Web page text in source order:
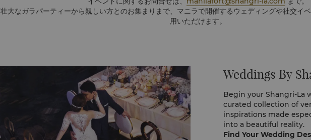
壮大なガラパーティーから親しい方とのお集まりまで、マニラで開催するウェディングや社交イ
用いただけます。
Weddings By
Begin your Shangri-La
curated collection of
inspirations made
into a beautiful reality.
Find Your Wedding